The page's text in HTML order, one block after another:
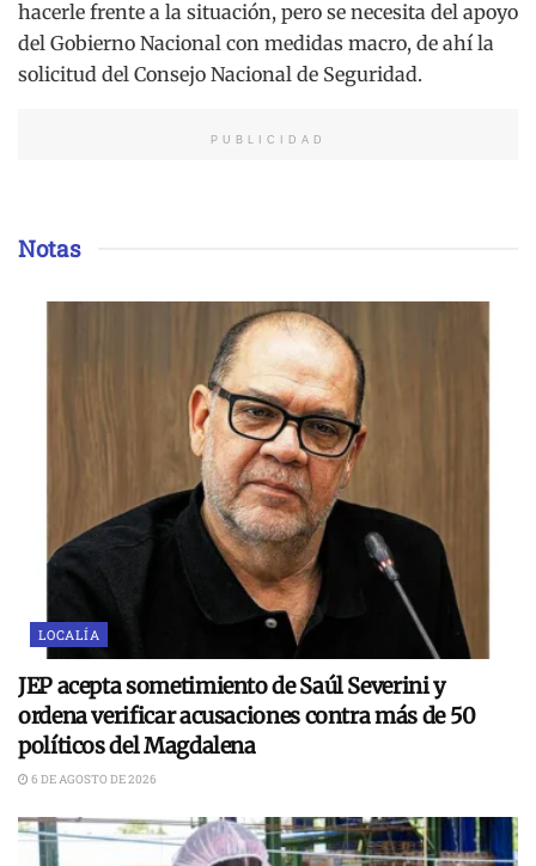
hacerle frente a la situación, pero se necesita del apoyo
del Gobierno Nacional con medidas macro, de ahí la
solicitud del Consejo Nacional de Seguridad.
PUBLICIDAD
Notas
LOCALÍA
JEP acepta sometimiento de Saúl Severini y
ordena verificar acusaciones contra más de 50
políticos del Magdalena
6 DE AGOSTO DE 2026